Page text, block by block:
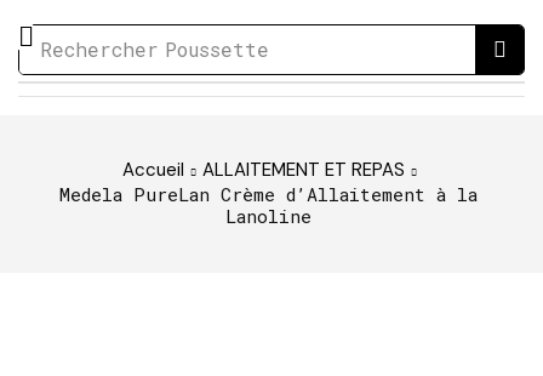
Rechercher Poussette
Accueil
ALLAITEMENT ET REPAS
Medela PureLan Crème d’Allaitement à la
Lanoline